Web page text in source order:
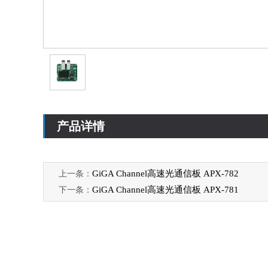
产品详情
上一条： GiGA Channel高速光通信板 APX-782
下一条： GiGA Channel高速光通信板 APX-781